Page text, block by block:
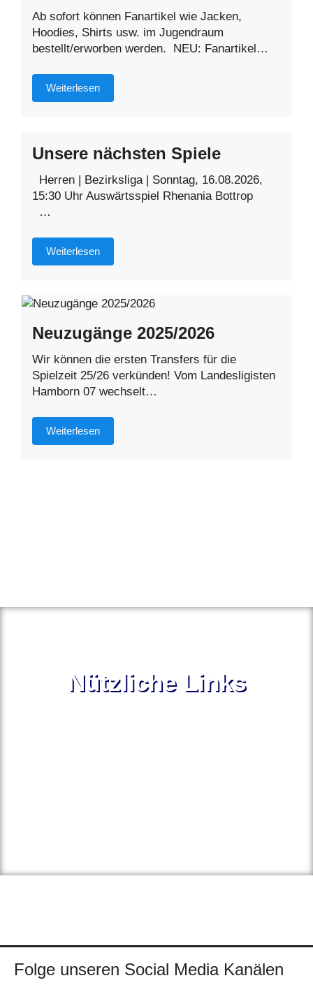
Ab sofort können Fanartikel wie Jacken,
Hoodies, Shirts usw. im Jugendraum
bestellt/erworben werden. NEU: Fanartikel…
Weiterlesen
Unsere nächsten Spiele
Herren | Bezirksliga | Sonntag, 16.08.2026,
15:30 Uhr Auswärtsspiel Rhenania Bottrop
…
Weiterlesen
Neuzugänge 2025/2026
Wir können die ersten Transfers für die
Spielzeit 25/26 verkünden! Vom Landesligisten
Hamborn 07 wechselt…
Weiterlesen
Nützliche Links
Folge unseren Social Media Kanälen